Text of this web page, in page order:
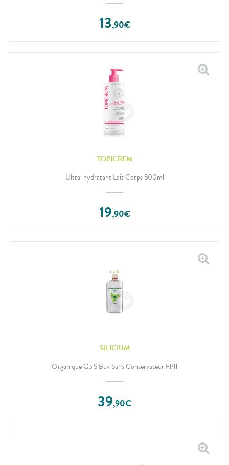
13,90€
TOPICREM
Ultra-hydratant Lait Corps 500ml
19,90€
SILICIUM
Organique G5 S Buv Sans Conservateur Fl/1l
39,90€